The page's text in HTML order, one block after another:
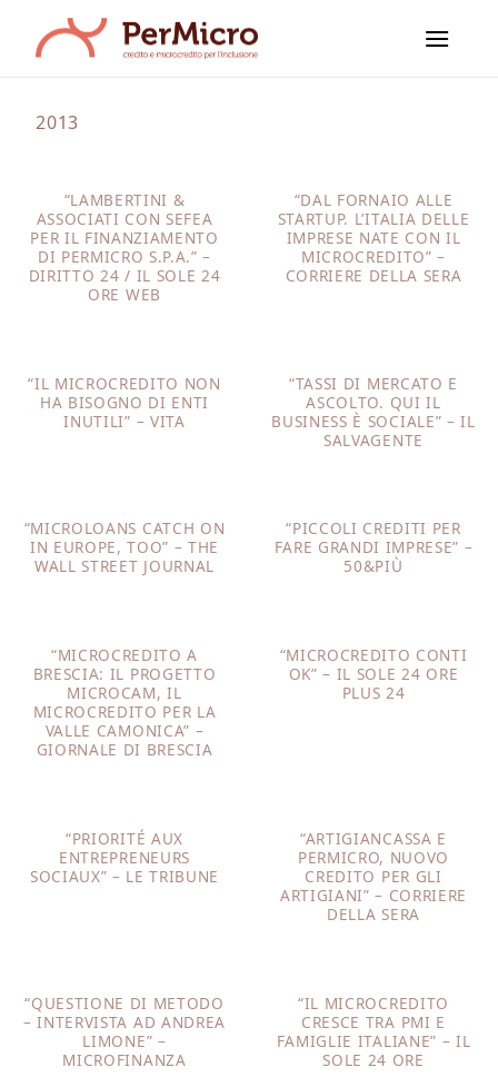
contenuti
2013
“LAMBERTINI &
ASSOCIATI CON SEFEA
PER IL FINANZIAMENTO
DI PERMICRO S.P.A.” –
DIRITTO 24 / IL SOLE 24
ORE WEB
“DAL FORNAIO ALLE
STARTUP. L’ITALIA DELLE
IMPRESE NATE CON IL
MICROCREDITO” –
CORRIERE DELLA SERA
“IL MICROCREDITO NON
HA BISOGNO DI ENTI
INUTILI” – VITA
“TASSI DI MERCATO E
ASCOLTO. QUI IL
BUSINESS È SOCIALE” – IL
SALVAGENTE
“MICROLOANS CATCH ON
IN EUROPE, TOO” – THE
WALL STREET JOURNAL
“PICCOLI CREDITI PER
FARE GRANDI IMPRESE” –
50&PIÙ
“MICROCREDITO A
BRESCIA: IL PROGETTO
MICROCAM, IL
MICROCREDITO PER LA
VALLE CAMONICA” –
GIORNALE DI BRESCIA
“MICROCREDITO CONTI
OK” – IL SOLE 24 ORE
PLUS 24
“PRIORITÉ AUX
ENTREPRENEURS
SOCIAUX” – LE TRIBUNE
“ARTIGIANCASSA E
PERMICRO, NUOVO
CREDITO PER GLI
ARTIGIANI” – CORRIERE
DELLA SERA
“QUESTIONE DI METODO
– INTERVISTA AD ANDREA
LIMONE” –
MICROFINANZA
“IL MICROCREDITO
CRESCE TRA PMI E
FAMIGLIE ITALIANE” – IL
SOLE 24 ORE